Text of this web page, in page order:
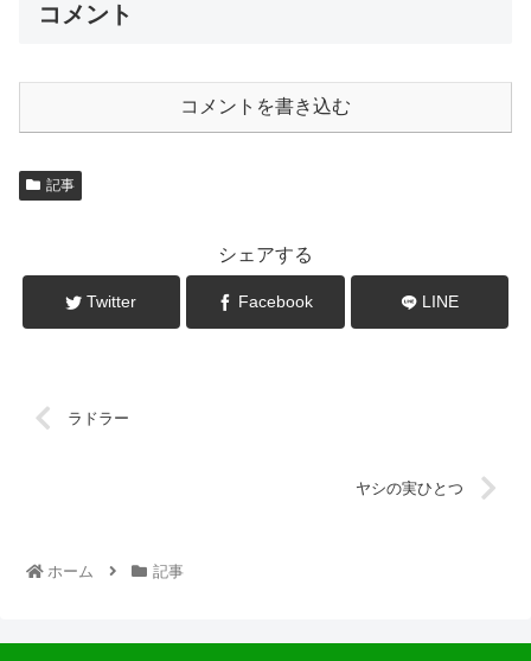
コメント
コメントを書き込む
記事
シェアする
Twitter Facebook LINE
ラドラー
ヤシの実ひとつ
ホーム 記事